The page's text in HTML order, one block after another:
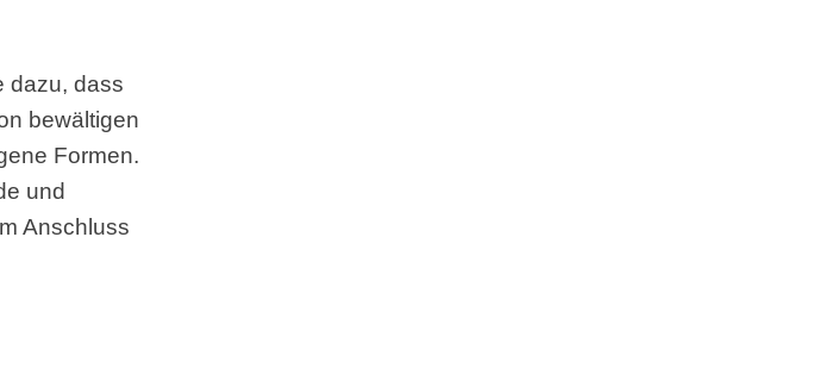
dazu, dass
bewältigen
Formen.
und
Anschluss